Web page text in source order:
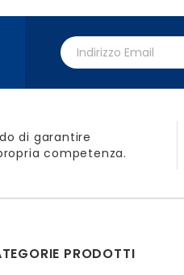
di garantire
competenza.
PRODOTTI